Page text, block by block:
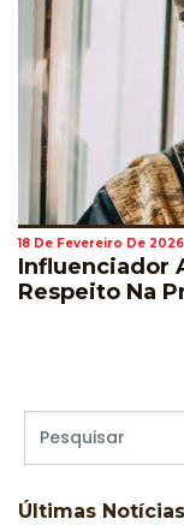
18 De Fevereiro De 2026
Influenciador
Respeito Na
Últimas Notícias